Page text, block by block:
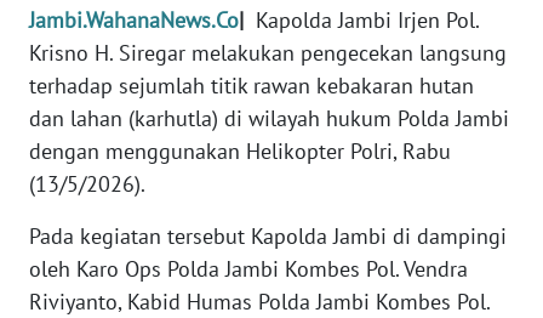
Jambi.WahanaNews.Co| Kapolda Jambi Irjen Pol.
Krisno H. Siregar melakukan pengecekan langsung
terhadap sejumlah titik rawan kebakaran hutan
dan lahan (karhutla) di wilayah hukum Polda Jambi
dengan menggunakan Helikopter Polri, Rabu
(13/5/2026).
Pada kegiatan tersebut Kapolda Jambi di dampingi
oleh Karo Ops Polda Jambi Kombes Pol. Vendra
Riviyanto, Kabid Humas Polda Jambi Kombes Pol.
TENTANG
PEDOMAN
MEDIA
SIBER
KARIR